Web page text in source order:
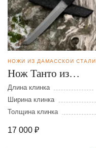
НОЖИ ИЗ ДАМАССКОЙ СТАЛИ
Нож Танто из
дамасской стали
Длина клинка
Ширина клинка
Толщина клинка
17 000 ₽